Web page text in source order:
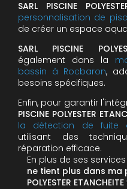
SARL PISCINE
personnalisation de
de créer un espace
SARL PISCINE
également dans la
bassin à Rocbaron,
besoins spécifiques.
Enfin, pour garantir
PISCINE POLYESTER
la détection de fuite
utilisant des
réparation efficace.
En plus de ses services
ne tient plus dans ma
POLYESTER ETANCHEITE